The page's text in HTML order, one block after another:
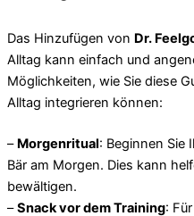
Das Hinzufügen von Dr.
Alltag kann einfach und
Möglichkeiten, wie Sie diese
Alltag integrieren können:
– Morgenritual: Beginnen Sie
Bär am Morgen. Dies kann
bewältigen.
–Snack vor dem Training: